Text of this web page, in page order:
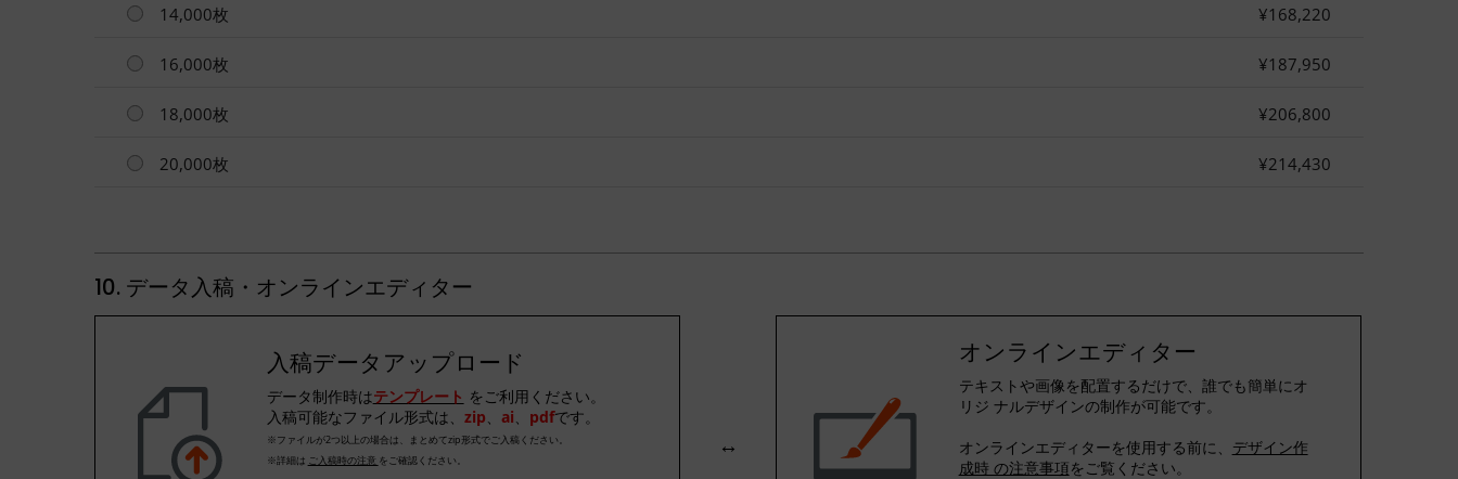
14,000枚 ¥168,220
16,000枚 ¥187,950
18,000枚 ¥206,800
20,000枚 ¥214,430
10. データ入稿・オンラインエディター
入稿データアップロード
データ制作時はテンプレート をご利用ください。
入稿可能なファイル形式は、 zip ai pdfです。
※ファイルが2つ以上の場合は、まとめてzip形式でご入稿ください。
※詳細は ご入稿時の注意 をご確認ください。 ↔
オンラインエディター
テキストや画像を配置するだけで、誰でも簡単にオ
リジ ナルデザインの制作が可能です。
オンラインエディターを使用する前に、 デザイン作
成時 の注意事項をご覧ください。